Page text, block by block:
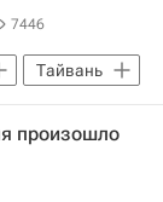
7446
Тайвань
произошло